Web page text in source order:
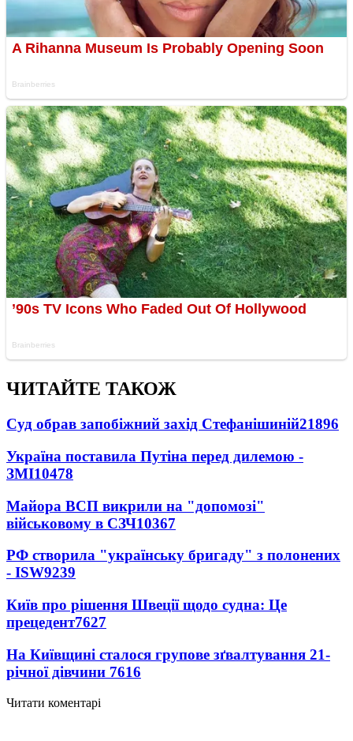
ЧИТАЙТЕ ТАКОЖ
Суд обрав запобіжний захід Стефанішиній21896
Україна поставила Путіна перед дилемою -
ЗМІ10478
Майора ВСП викрили на "допомозі"
військовому в СЗЧ10367
РФ створила "українську бригаду" з полонених
- ISW9239
Київ про рішення Швеції щодо судна: Це
прецедент7627
На Київщині сталося групове зґвалтування 21-
річної дівчини 7616
Читати коментарі